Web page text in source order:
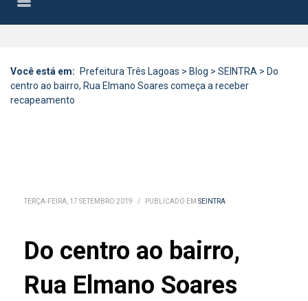
Você está em: Prefeitura Três Lagoas > Blog > SEINTRA > Do
centro ao bairro, Rua Elmano Soares começa a receber
recapeamento
TERÇA-FEIRA, 17 SETEMBRO 2019 / PUBLICADO EM SEINTRA
Do centro ao bairro,
Rua Elmano Soares